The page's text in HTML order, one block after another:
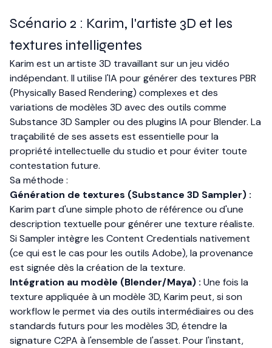
Scénario 2 : Karim, l'artiste 3D et les
textures intelligentes
Karim est un artiste 3D travaillant sur un jeu vidéo
indépendant. Il utilise l'IA pour générer des textures PBR
(Physically Based Rendering) complexes et des
variations de modèles 3D avec des outils comme
Substance 3D Sampler ou des plugins IA pour Blender. La
traçabilité de ses assets est essentielle pour la
propriété intellectuelle du studio et pour éviter toute
contestation future.
Sa méthode :
Génération de textures (Substance 3D Sampler) :
Karim part d'une simple photo de référence ou d'une
description textuelle pour générer une texture réaliste.
Si Sampler intègre les Content Credentials nativement
(ce qui est le cas pour les outils Adobe), la provenance
est signée dès la création de la texture.
Intégration au modèle (Blender/Maya) : Une fois la
texture appliquée à un modèle 3D, Karim peut, si son
workflow le permet via des outils intermédiaires ou des
standards futurs pour les modèles 3D, étendre la
signature C2PA à l'ensemble de l'asset. Pour l'instant,